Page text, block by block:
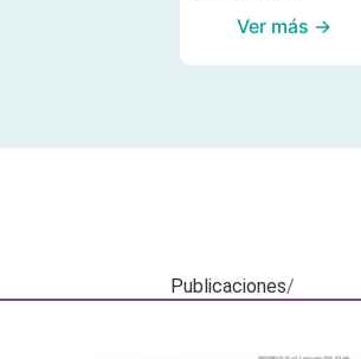
Ver más →
Publicaciones/